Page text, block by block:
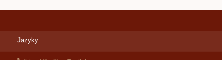
Jazyky